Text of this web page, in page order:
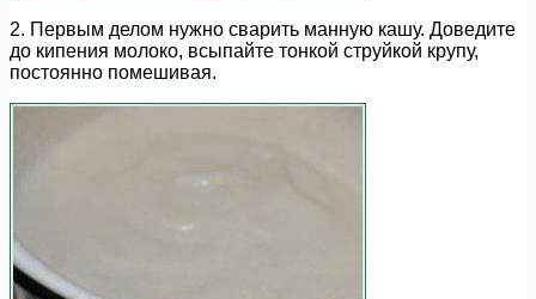
2. Первым делом нужно сварить манную кашу. Доведите
до кипения молоко, всыпайте тонкой струйкой крупу,
постоянно помешивая.